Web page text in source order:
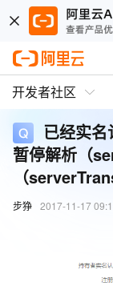
开发者社区
已经实
暂停解析（
（
步狰 2017-11-17